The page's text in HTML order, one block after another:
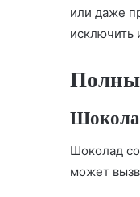
или даже
исключить
Шоколад
может